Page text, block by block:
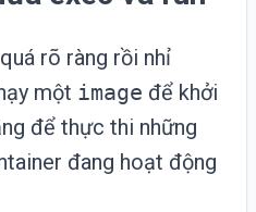
rõ ràng rồi nhỉ
một image để khởi
để thực thi những
đang hoạt động